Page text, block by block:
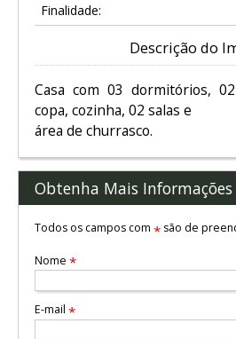
Finalidade:
Descrição do
Casa com 03 dormitórios,
copa, cozinha, 02 salas e
área de churrasco.
Obtenha Mais Informações
Todos os campos com *são de
Nome *
E-mail *